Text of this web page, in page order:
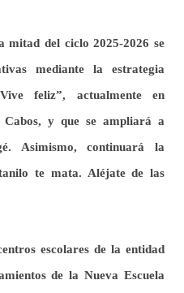
mitad del ciclo 2025-2026 se
mediante la estrategia
feliz”, actualmente en
y que se ampliará a
Asimismo, continuará la
te mata. Aléjate de las
escolares de la entidad
de la Nueva Escuela